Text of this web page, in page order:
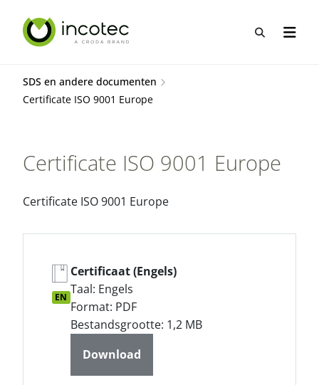
over
over
Open
Open
SDS en andere documenten
Certificate ISO 9001 Europe
Certificate ISO 9001 Europe
Certificate ISO 9001 Europe
EN
Certificaat (Engels)
Taal: Engels
Format: PDF
Bestandsgrootte: 1,2 MB
Download